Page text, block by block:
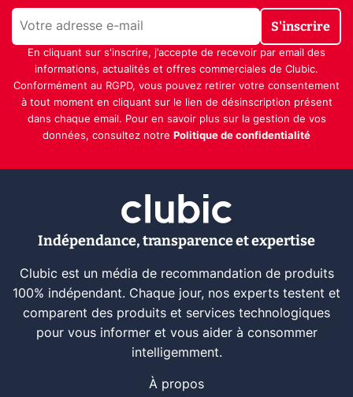
S'inscrire
En cliquant sur s'inscrire, j’accepte de recevoir par email des
informations, actualités et offres commerciales de Clubic.
Conformément au RGPD, vous pouvez retirer votre consentement
à tout moment en cliquant sur le lien de désinscription présent
dans chaque email. Pour en savoir plus sur la gestion de vos
données, consultez notre Politique de confidentialité
Indépendance, transparence et expertise
Clubic est un média de recommandation de produits
100% indépendant. Chaque jour, nos experts testent et
comparent des produits et services technologiques
pour vous informer et vous aider à consommer
intelligemment.
À propos